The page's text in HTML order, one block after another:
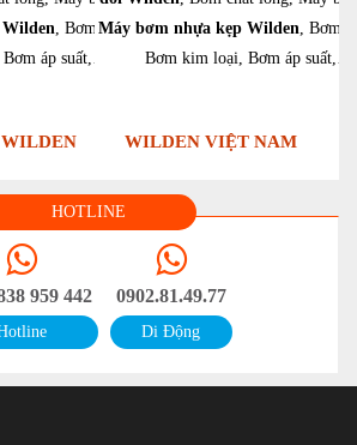
, Bơm khí đôi,
áp suất,…
Máy bơm nhựa kẹp Wilden, Bơm
Bơm kim loại, Bơm áp suất,…
WILDEN VIỆT NAM
HOTLINE
959 442 0902.81.49.77
Di Động